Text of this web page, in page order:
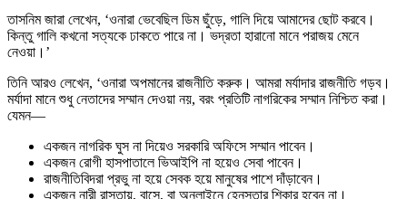
তাসনিম জারা লেখেন, ‘ওনারা ভেবেছিল ডিম ছুঁড়ে, গালি দিয়ে আমাদের ছোট করবে।
কিন্তু গালি কখনো সত্যকে ঢাকতে পারে না। ভদ্রতা হারানো মানে পরাজয় মেনে
নেওয়া।’
তিনি আরও লেখেন, ‘ওনারা অপমানের রাজনীতি করুক। আমরা মর্যাদার রাজনীতি গড়ব।
মর্যাদা মানে শুধু নেতাদের সম্মান দেওয়া নয়, বরং প্রতিটি নাগরিকের সম্মান নিশ্চিত করা।
যেমন—
একজন নাগরিক ঘুস না দিয়েও সরকারি অফিসে সম্মান পাবেন।
একজন রোগী হাসপাতালে ভিআইপি না হয়েও সেবা পাবেন।
রাজনীতিবিদরা প্রভু না হয়ে সেবক হয়ে মানুষের পাশে দাঁড়াবেন।
একজন নারী রাস্তায়, বাসে, বা অনলাইনে হেনস্তার শিকার হবেন না।